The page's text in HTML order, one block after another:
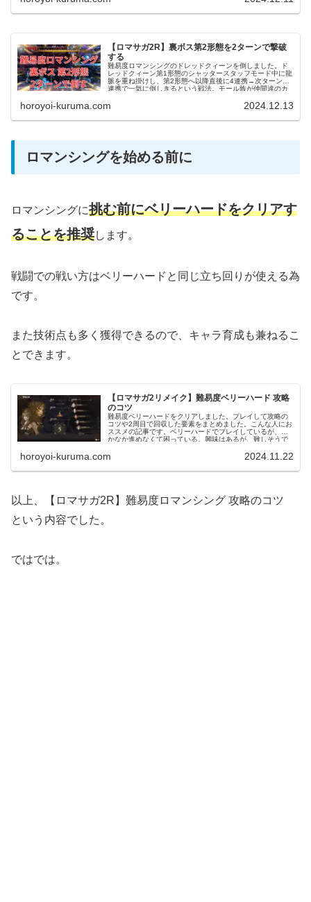
【ロマサガ2R】裏ボス第2形態を2ターンで撃破
する
難易度ロマンシングのドレッドクィーンを倒しました。ド
レッドクィーン第1形態のシャッタースタッフモード中に龍
脈を重ね掛けし、第2形態へ以降直後に4連携→次ターン5
連携で一気に倒しきるという戦法。モール族が仲間達のカ
horoyoi-kuruma.com 2024.12.13
ロマンシングを始める前に
ロマンシングに挑む前にベリーハードをクリアす
ることを推奨します。
戦闘での戦い方はベリーハードと同じ立ち回りが使える為
です。
また技術点も多く獲得できるので、キャラ育成も兼ねるこ
とできます。
【ロマサガ2リメイク】難易度ベリーハード 攻略
のコツ
難易度ベリーハードをクリアしました。プレイして攻略の
コツや2周目で回収した要素をまとめました。こんな人にお
ススメの記事です。ベリーハードでプレイしているが、な
かなか進めなくて困っている。興味はあるが、難しそうで
horoyoi-kuruma.com 2024.11.22
以上、【ロマサガ2R】難易度ロマンシング 攻略のコツ
という内容でした。
ではでは。